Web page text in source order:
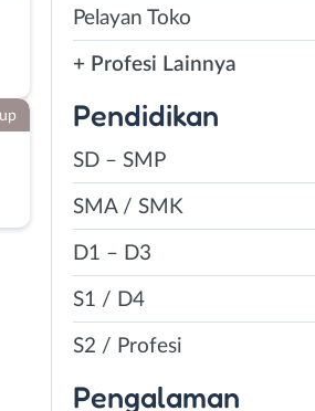
Pelayan Toko
+ Profesi Lainnya
Pendidikan
SD – SMP
SMA / SMK
D1 – D3
S1 / D4
S2 / Profesi
Pengalaman